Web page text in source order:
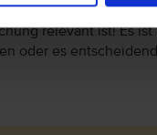
oder die Buchung
relevant ist! Es
oder es